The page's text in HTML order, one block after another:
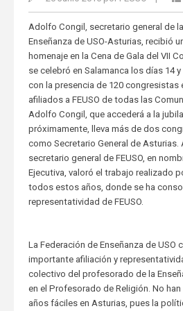
Adolfo Congil, secretario general de
Enseñanza de USO-Asturias, recibió
homenaje en la Cena de Gala del VII
se celebró en Salamanca los días 14
con la presencia de 120 congresistas
afiliados a FEUSO de todas las
Adolfo Congil, que accederá a la
próximamente, lleva más de dos
como Secretario General de Asturias.
secretario general de FEUSO, en
Ejecutiva, valoró el trabajo realizado
todos estos años, donde se ha
representatividad de FEUSO.
La Federación de Enseñanza de USO
importante afiliación y
colectivo del profesorado de la
en el Profesorado de Religión. No
años fáciles en Asturias, pues la